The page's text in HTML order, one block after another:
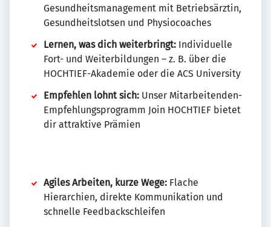
Gesundheitsmanagement mit Betriebsärztin,
Gesundheitslotsen und Physiocoaches
Lernen, was dich weiterbringt: Individuelle
Fort- und Weiterbildungen – z. B. über die
HOCHTIEF-Akademie oder die ACS University
Empfehlen lohnt sich: Unser Mitarbeitenden-
Empfehlungsprogramm Join HOCHTIEF bietet
dir attraktive Prämien
Agiles Arbeiten, kurze Wege: Flache
Hierarchien, direkte Kommunikation und
schnelle Feedbackschleifen